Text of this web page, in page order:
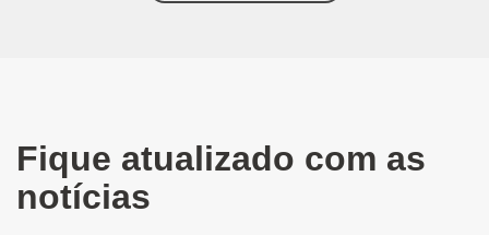
Fique atualizado com as
notícias